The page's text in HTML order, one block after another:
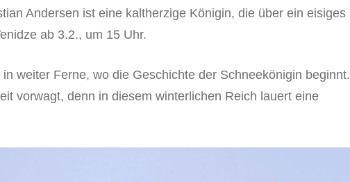
Andersen ist eine kaltherzige Königin, die über ein eisiges
ab 3.2., um 15 Uhr.
weiter Ferne, wo die Geschichte der Schneekönigin beginnt.
vorwagt, denn in diesem winterlichen Reich lauert eine